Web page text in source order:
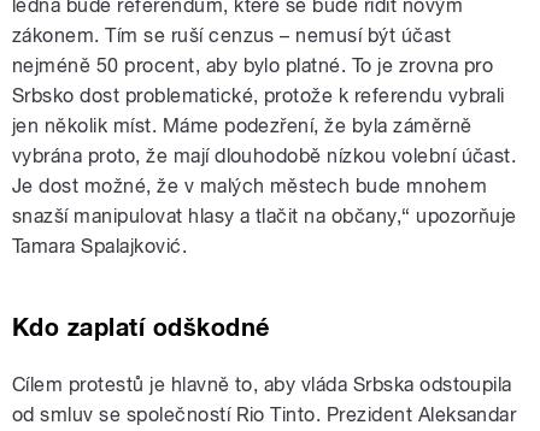
ledna bude referendum, které se bude řídit novým
zákonem. Tím se ruší cenzus – nemusí být účast
nejméně 50 procent, aby bylo platné. To je zrovna pro
Srbsko dost problematické, protože k referendu vybrali
jen několik míst. Máme podezření, že byla záměrně
vybrána proto, že mají dlouhodobě nízkou volební účast.
Je dost možné, že v malých městech bude mnohem
snazší manipulovat hlasy a tlačit na občany,“ upozorňuje
Tamara Spalajković.
Kdo zaplatí odškodné
Cílem protestů je hlavně to, aby vláda Srbska odstoupila
od smluv se společností Rio Tinto. Prezident Aleksandar